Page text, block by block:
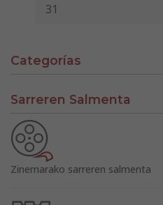
31
Categorías
Sarreren Salmenta
Zinemarako sarreren salmenta